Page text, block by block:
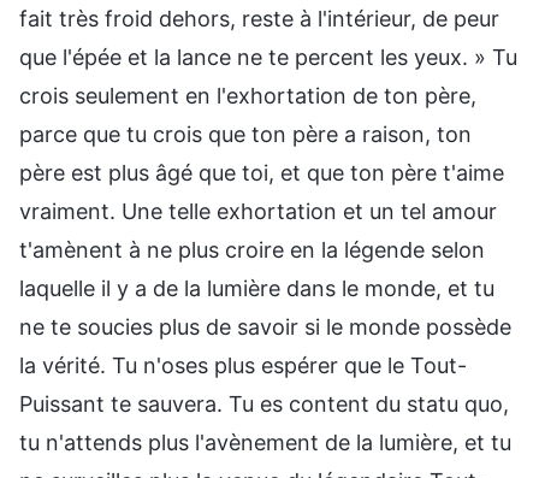
fait très froid dehors, reste à l'intérieur, de peur
que l'épée et la lance ne te percent les yeux. » Tu
crois seulement en l'exhortation de ton père,
parce que tu crois que ton père a raison, ton
père est plus âgé que toi, et que ton père t'aime
vraiment. Une telle exhortation et un tel amour
t'amènent à ne plus croire en la légende selon
laquelle il y a de la lumière dans le monde, et tu
ne te soucies plus de savoir si le monde possède
la vérité. Tu n'oses plus espérer que le Tout-
Puissant te sauvera. Tu es content du statu quo,
tu n'attends plus l'avènement de la lumière, et tu